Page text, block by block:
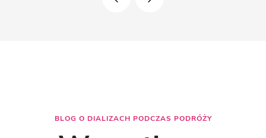
BLOG O DIALIZACH PODCZAS PODRÓŻY